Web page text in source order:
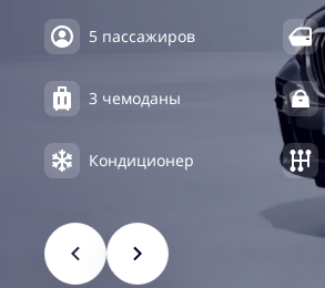
5 пассажиров
3 чемоданы
Кондиционер